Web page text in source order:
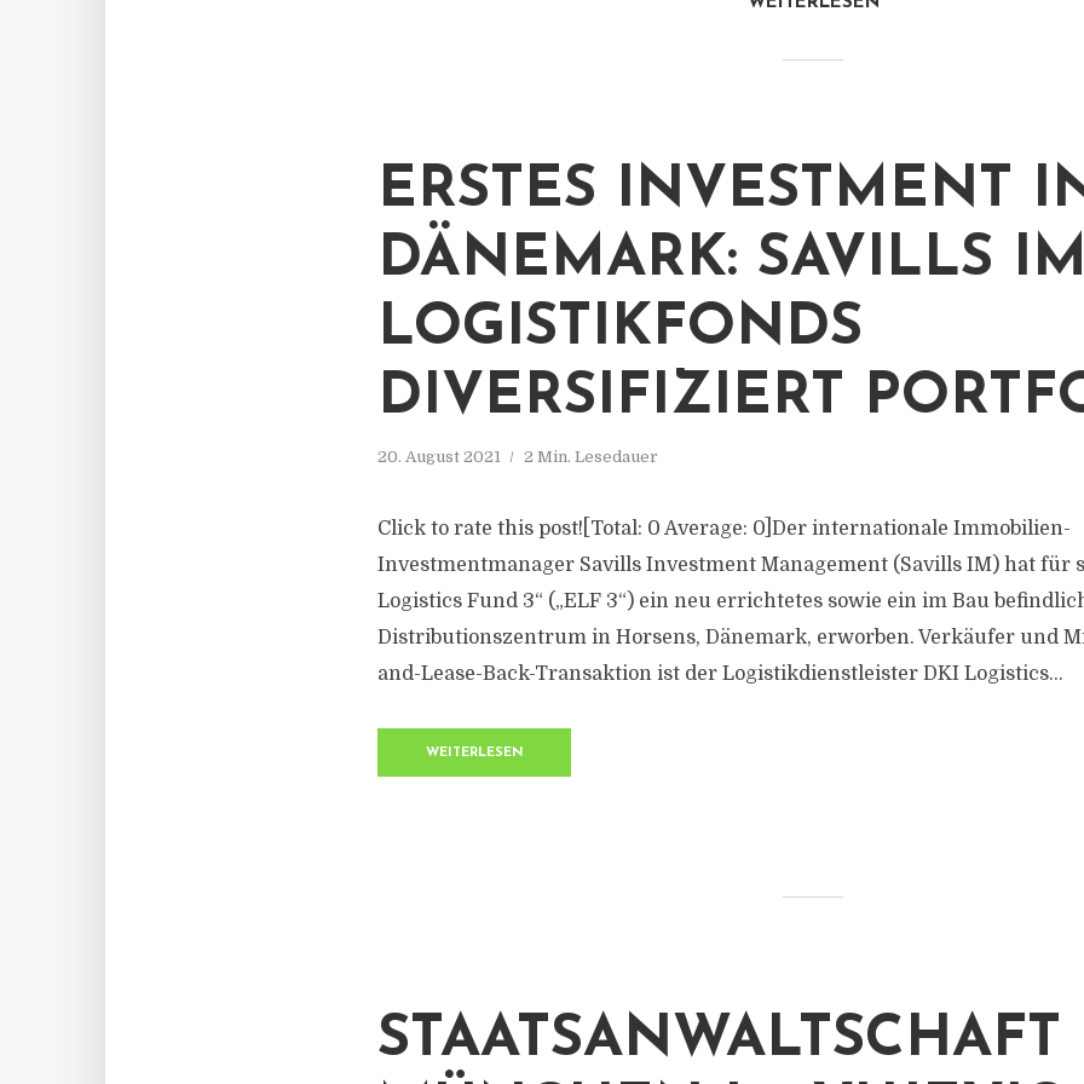
ERSTES INVESTMENT
DÄNEMARK: SAVILLS
LOGISTIKFONDS
DIVERSIFIZIERT
20. August 2021 2 Min. Lesedauer
Click to rate this post![Total: 0 Average: 0]Der internationale Immobilien-
Investmentmanager Savills Investment Management (Savills IM) hat für
Logistics Fund 3“ („ELF 3“) ein neu errichtetes sowie ein im Bau
Distributionszentrum in Horsens, Dänemark, erworben. Verkäufer und
and-Lease-Back-Transaktion ist der Logistikdienstleister DKI Logistics...
WEITERLESEN
STAATSANWALTSCHAFT